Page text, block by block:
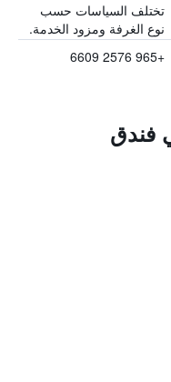
تختلف السياسات حسب
نوع الغرفة ومزود الخدمة.
+965 2576 6609
فندق